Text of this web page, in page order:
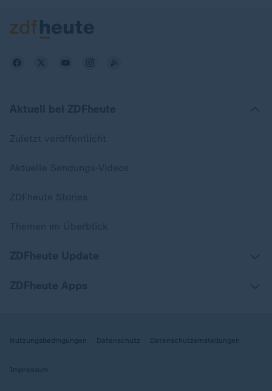
Nutzungsbedingungen Datenschutz Datenschutzeinstellungen
Impressum